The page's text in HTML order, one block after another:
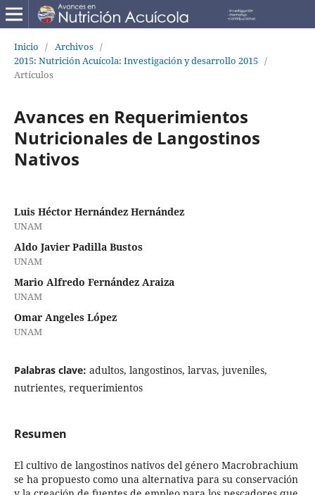
Inicio / Archivos /
2015: Nutrición Acuícola: Investigación y desarrollo 2015 /
Artículos
Avances en Requerimientos
Nutricionales de Langostinos
Nativos
Luis Héctor Hernández Hernández
UNAM
Aldo Javier Padilla Bustos
UNAM
Mario Alfredo Fernández Araiza
UNAM
Omar Angeles López
UNAM
Palabras clave: adultos, langostinos, larvas, juveniles,
nutrientes, requerimientos
Resumen
El cultivo de langostinos nativos del género Macrobrachium
se ha propuesto como una alternativa para su conservación